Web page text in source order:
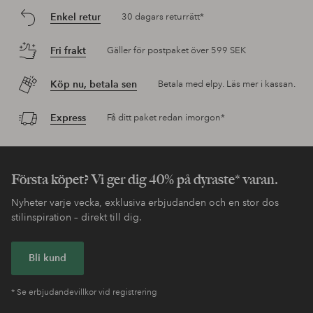
Enkel retur 30 dagars returrätt*
Fri frakt Gäller för postpaket över 599 SEK
Köp nu, betala sen Betala med elpy. Läs mer i kassan.
Express Få ditt paket redan imorgon*
Första köpet? Vi ger dig 40% på dyraste* varan.
Nyheter varje vecka, exklusiva erbjudanden och en stor dos
stilinspiration – direkt till dig.
Bli kund
* Se erbjudandevillkor vid registrering